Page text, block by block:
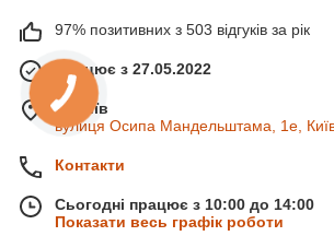
97% позитивних з 503 відгуків за рік
Працює з 27.05.2022
м. Київ
вулиця Осипа Мандельштама, 1е,
Контакти
Сьогодні працює з 10:00 до 14:00
Показати весь графік роботи